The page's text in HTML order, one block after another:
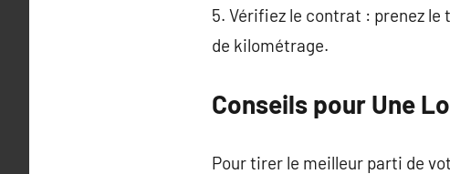
5. Vérifiez le contrat : prenez le
de kilométrage.
Conseils pour Une
Pour tirer le meilleur parti de